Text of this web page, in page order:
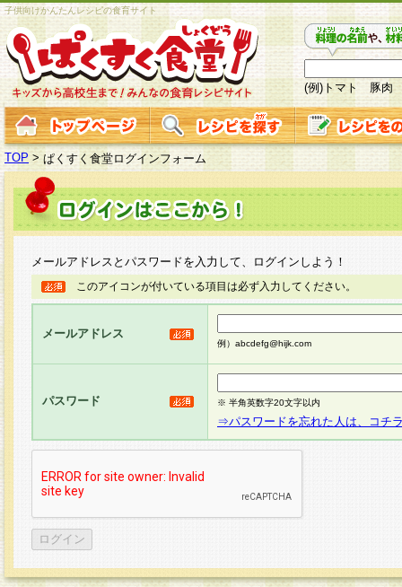
子供向けかんたんレシピの食育サイト
(例)トマト 豚肉
TOP > ぱくすく食堂ログインフォーム
メールアドレスとパスワードを入力して、ログインしよう！
このアイコンが付いている項目は必ず入力してください。
メールアドレス
例）abcdefg@hijk.com
パスワード ※ 半角英数字20文字以内
⇒パスワードを忘れた人は、コチ